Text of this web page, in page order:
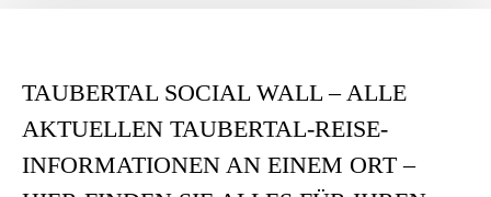
TAUBERTAL SOCIAL WALL – ALLE
AKTUELLEN TAUBERTAL-REISE-
INFORMATIONEN AN EINEM ORT –